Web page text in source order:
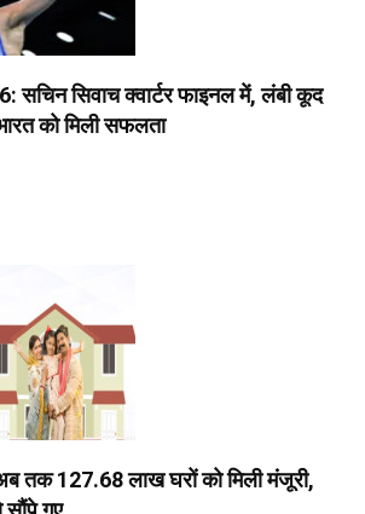
सचिन सिवाच क्वार्टर फाइनल में, लंबी कूद
को मिली सफलता
तक 127.68 लाख घरों को मिली मंजूरी,